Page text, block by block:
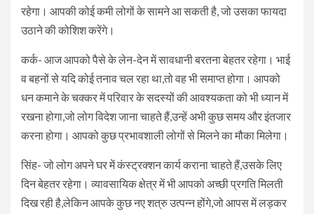
रहेगा। आपकी कोई कमी लोगों के सामने आ सकती है, जो उसका फायदा
उठाने की कोशिश करेंगे।
कर्क- आज आपको पैसे के लेन-देन में सावधानी बरतना बेहतर रहेगा। भाई
व बहनों से यदि कोई तनाव चल रहा था,तो वह भी समाप्त होगा। आपको
धन कमाने के चक्कर में परिवार के सदस्यों की आवश्यकता को भी ध्यान में
रखना होगा,जो लोग विदेश जाना चाहते हैं,उन्हें अभी कुछ समय और इंतजार
करना होगा। आपको कुछ प्रभावशाली लोगों से मिलने का मौका मिलेगा।
सिंह- जो लोग अपने घर में कंस्ट्रक्शन कार्य कराना चाहते हैं,उसके लिए
दिन बेहतर रहेगा। व्यावसायिक क्षेत्र में भी आपको अच्छी प्रगति मिलती
दिख रही है,लेकिन आपके कुछ नए शत्रु उत्पन्न होंगे,जो आपस में लड़कर